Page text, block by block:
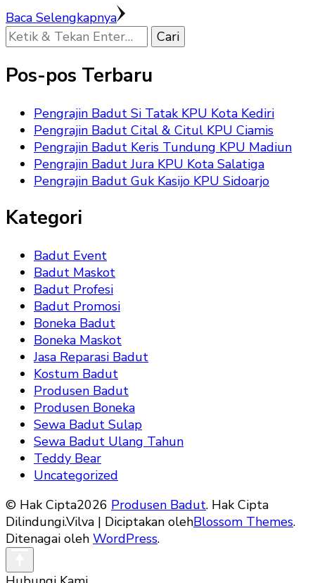
Baca Selengkapnya
Mencari
Sesuatu?
Pos-pos Terbaru
Pengrajin Badut Si Tatak KPU Kota Kediri
Pengrajin Badut Cital & Citul KPU Ciamis
Pengrajin Badut Keris Tundung KPU Madiun
Pengrajin Badut Jura KPU Kota Salatiga
Pengrajin Badut Guk Kasijo KPU Sidoarjo
Kategori
Badut Event
Badut Maskot
Badut Profesi
Badut Promosi
Boneka Badut
Boneka Maskot
Jasa Reparasi Badut
Kostum Badut
Produsen Badut
Produsen Boneka
Sewa Badut Sulap
Sewa Badut Ulang Tahun
Teddy Bear
Uncategorized
© Hak Cipta2026 Produsen Badut. Hak Cipta
Dilindungi.Vilva | Diciptakan olehBlossom Themes.
Ditenagai oleh WordPress.